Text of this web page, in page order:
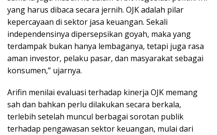
yang harus dibaca secara jernih. OJK adalah pilar
kepercayaan di sektor jasa keuangan. Sekali
independensinya dipersepsikan goyah, maka yang
terdampak bukan hanya lembaganya, tetapi juga rasa
aman investor, pelaku pasar, dan masyarakat sebagai
konsumen,” ujarnya.
Arifin menilai evaluasi terhadap kinerja OJK memang
sah dan bahkan perlu dilakukan secara berkala,
terlebih setelah muncul berbagai sorotan publik
terhadap pengawasan sektor keuangan, mulai dari